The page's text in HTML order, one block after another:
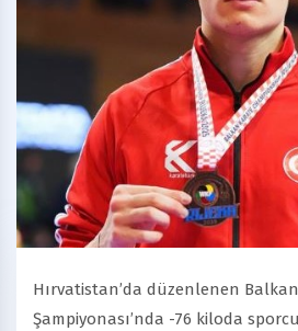
Hırvatistan’da düzenlenen
Şampiyonası’nda -76 kiloda